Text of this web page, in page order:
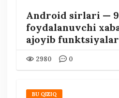
Android sirlari —
foydalanuvchi
ajoyib funktsiyalar
2980 0
BU QIZIQ